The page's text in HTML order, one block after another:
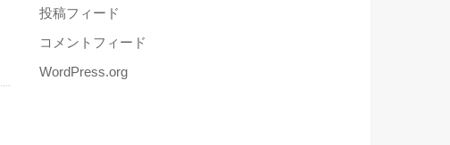
投稿フィード
コメントフィード
WordPress.org